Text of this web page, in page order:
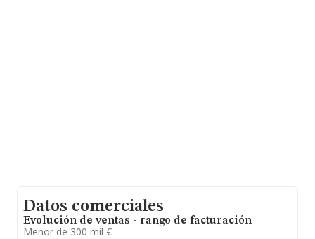
Datos comerciales
Evolución de ventas - rango de facturación
Menor de 300 mil €